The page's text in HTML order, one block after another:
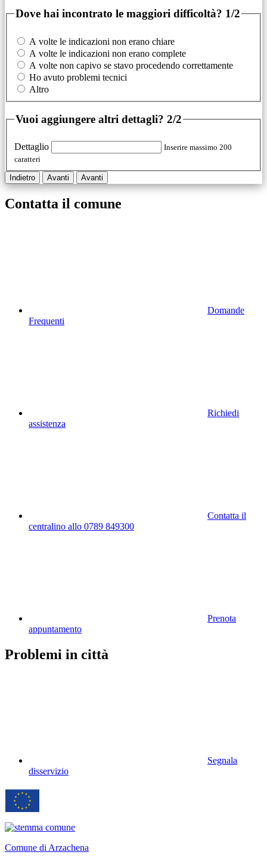
Dove hai incontrato le maggiori difficoltà? 1/2
A volte le indicazioni non erano chiare
A volte le indicazioni non erano complete
A volte non capivo se stavo procedendo correttamente
Ho avuto problemi tecnici
Altro
Vuoi aggiungere altri dettagli? 2/2
Dettaglio
Inserire massimo 200
caratteri
Indietro Avanti Avanti
Contatta il comune
Domande
Frequenti
Richiedi
assistenza
Contatta il
centralino allo 0789 849300
Prenota
appuntamento
Problemi in città
Segnala
disservizio
Comune di Arzachena